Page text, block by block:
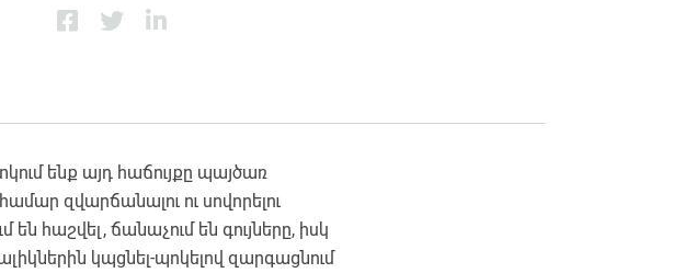
ենք այդ հաճույքը պայծառ
զվարճանալու ու սովորելու
են հաշվել, ճանաչում են գույները, իսկ
կպցնել-պոկելով զարգացնում